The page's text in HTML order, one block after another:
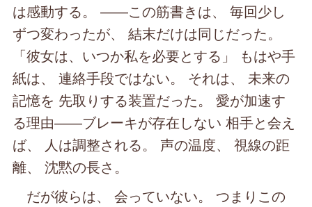
は感動する。 ――この筋書きは、 毎回少し
ずつ変わったが、 結末だけは同じだった。
「彼女は、いつか私を必要とする」 もはや手
紙は、 連絡手段ではない。 それは、 未来の
記憶を 先取りする装置だった。 愛が加速す
る理由――ブレーキが存在しない 相手と会え
ば、 人は調整される。 声の温度、 視線の距
離、 沈黙の長さ。
だが彼らは、 会っていない。 つまりこの